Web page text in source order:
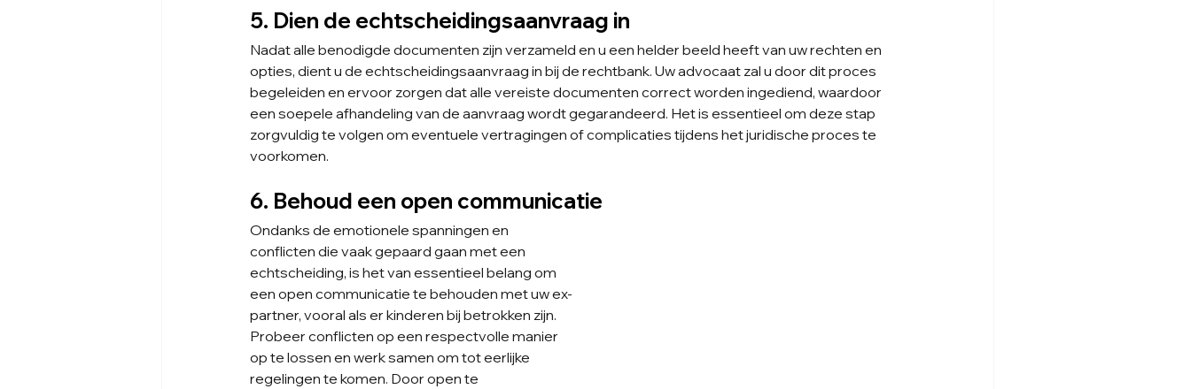
5. Dien de echtscheidingsaanvraag in
Nadat alle benodigde documenten zijn verzameld en u een helder beeld heeft van uw rechten en
opties, dient u de echtscheidingsaanvraag in bij de rechtbank. Uw advocaat zal u door dit proces
begeleiden en ervoor zorgen dat alle vereiste documenten correct worden ingediend, waardoor
een soepele afhandeling van de aanvraag wordt gegarandeerd. Het is essentieel om deze stap
zorgvuldig te volgen om eventuele vertragingen of complicaties tijdens het juridische proces te
voorkomen.
6. Behoud een open communicatie
Ondanks de emotionele spanningen en
conflicten die vaak gepaard gaan met een
echtscheiding, is het van essentieel belang om
een open communicatie te behouden met uw ex-
partner, vooral als er kinderen bij betrokken zijn.
Probeer conflicten op een respectvolle manier
op te lossen en werk samen om tot eerlijke
regelingen te komen. Door open te